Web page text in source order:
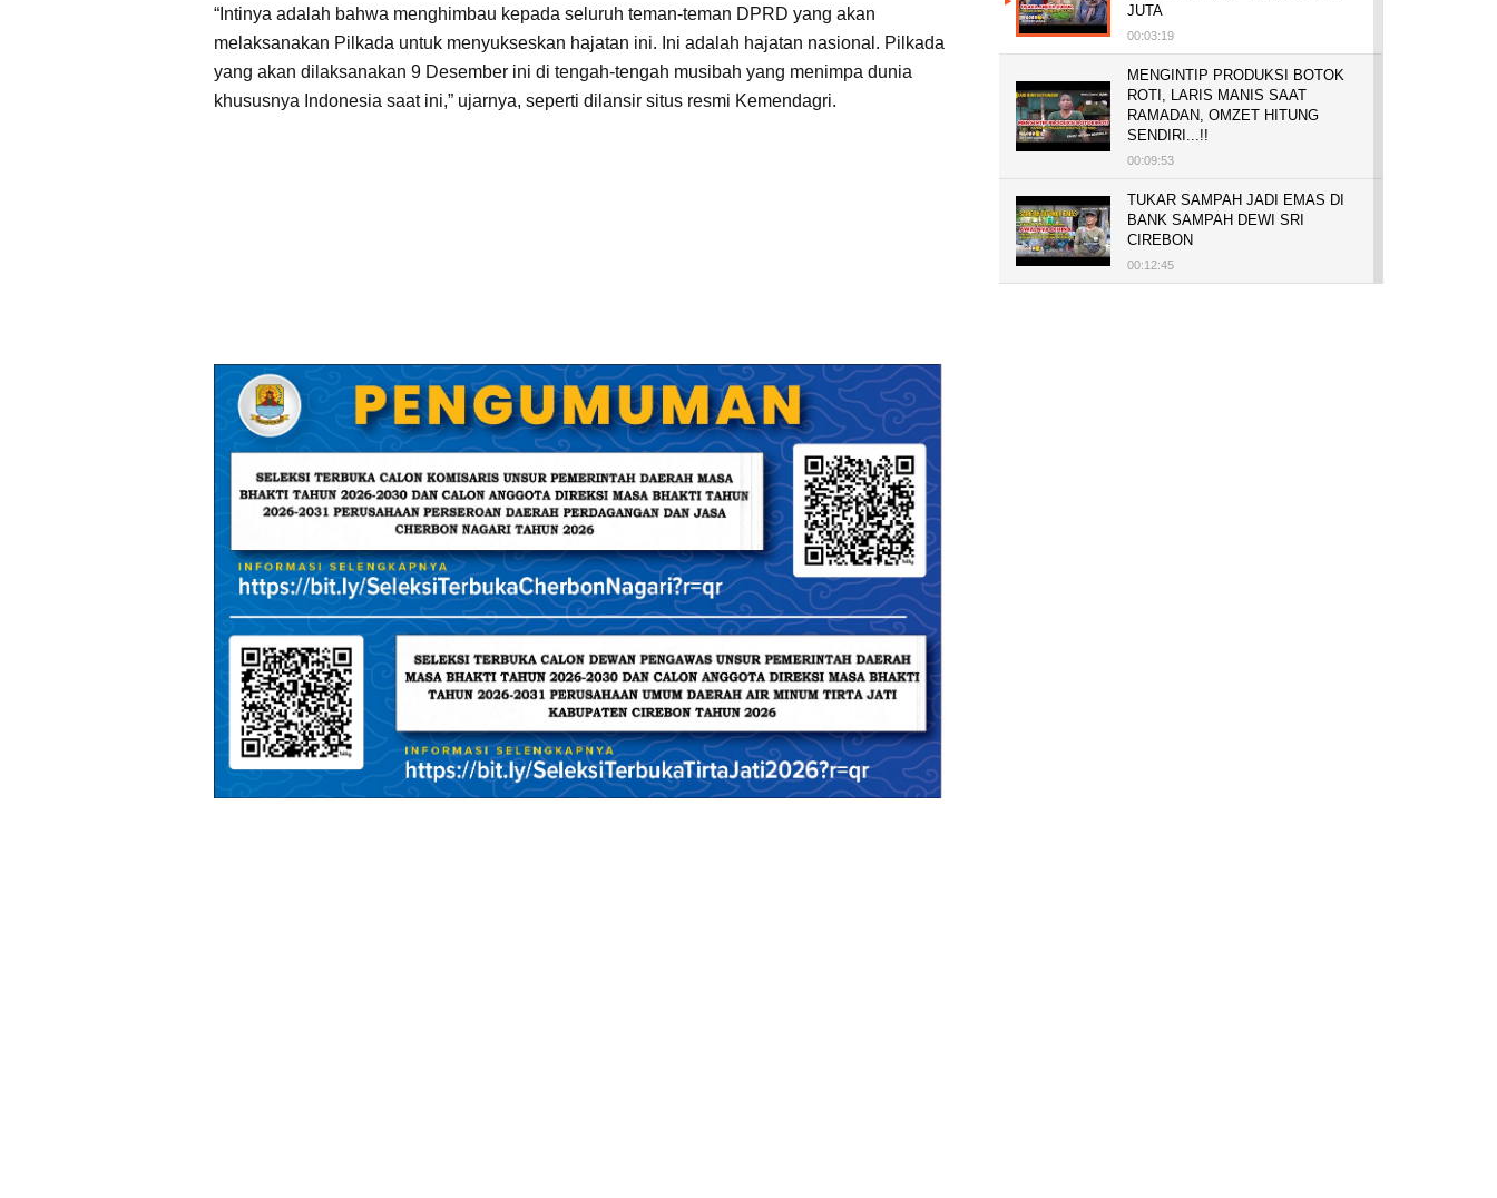
“Intinya adalah bahwa menghimbau kepada seluruh teman-teman DPRD yang akan
melaksanakan Pilkada untuk menyukseskan hajatan ini. Ini adalah hajatan nasional. Pilkada
yang akan dilaksanakan 9 Desember ini di tengah-tengah musibah yang menimpa dunia
khususnya Indonesia saat ini,” ujarnya, seperti dilansir situs resmi Kemendagri.
JUTA
00:03:19
MENGINTIP PRODUKSI BOTOK
ROTI, LARIS MANIS SAAT
RAMADAN, OMZET HITUNG
SENDIRI...!!
00:09:53
TUKAR SAMPAH JADI EMAS DI
BANK SAMPAH DEWI SRI
CIREBON
00:12:45